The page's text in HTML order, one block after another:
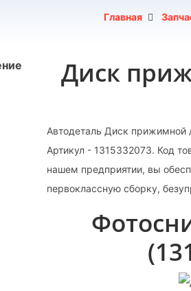
Главная
Диск
Автодеталь Диск прижимной
Артикул - 1315332073. Код
нашем предприятии, вы
первоклассную сборку,